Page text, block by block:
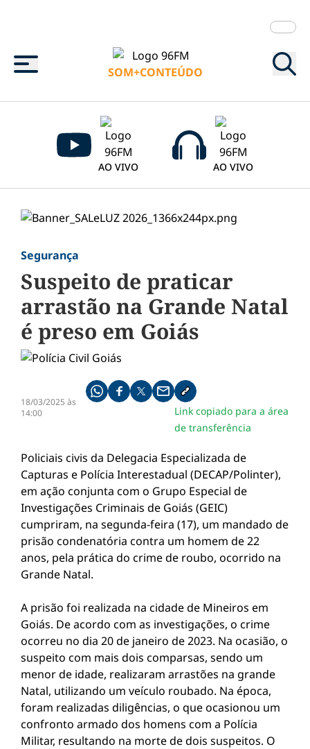
Menu
SOM+CONTEÚDO
AO VIVO AO VIVO
Segurança
Suspeito de praticar
arrastão na Grande Natal
é preso em Goiás
18/03/2025 às
14:00
Compartilhe pelo whatsapp
Compartilhar no facebook
Compartilhar no twitter
Compartilhe pelo email
Copiar link da notícia
Link copiado para a área
de transferência
Policiais civis da Delegacia Especializada de
Capturas e Polícia Interestadual (DECAP/Polinter),
em ação conjunta com o Grupo Especial de
Investigações Criminais de Goiás (GEIC)
cumpriram, na segunda-feira (17), um mandado de
prisão condenatória contra um homem de 22
anos, pela prática do crime de roubo, ocorrido na
Grande Natal.
A prisão foi realizada na cidade de Mineiros em
Goiás. De acordo com as investigações, o crime
ocorreu no dia 20 de janeiro de 2023. Na ocasião, o
suspeito com mais dois comparsas, sendo um
menor de idade, realizaram arrastões na grande
Natal, utilizando um veículo roubado. Na época,
foram realizadas diligências, o que ocasionou um
confronto armado dos homens com a Polícia
Militar, resultando na morte de dois suspeitos. O